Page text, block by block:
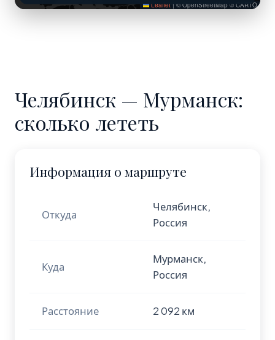
Leaflet | © OpenStreetMap © CARTO
Челябинск — Мурманск:
сколько лететь
Информация о маршруте
Откуда
Челябинск,
Россия
Куда
Мурманск,
Россия
Расстояние 2 092 км